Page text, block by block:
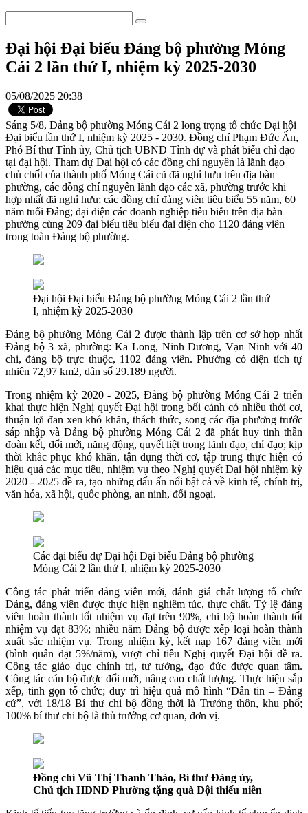
Đại hội Đại biểu Đảng bộ phường Móng
Cái 2 lần thứ I, nhiệm kỳ 2025-2030
05/08/2025 20:38
Sáng 5/8, Đảng bộ phường Móng Cái 2 long trọng tổ chức Đại hội
Đại biểu lần thứ I, nhiệm kỳ 2025 - 2030. Đồng chí Phạm Đức Ấn,
Phó Bí thư Tỉnh ủy, Chủ tịch UBND Tỉnh dự và phát biểu chỉ đạo
tại đại hội. Tham dự Đại hội có các đồng chí nguyên là lãnh đạo
chủ chốt của thành phố Móng Cái cũ đã nghỉ hưu trên địa bàn
phường, các đồng chí nguyên lãnh đạo các xã, phường trước khi
hợp nhất đã nghỉ hưu; các đồng chí đảng viên tiêu biểu 55 năm, 60
năm tuổi Đảng; đại diện các doanh nghiệp tiêu biểu trên địa bàn
phường cùng 209 đại biểu tiêu biểu đại diện cho 1120 đảng viên
trong toàn Đảng bộ phường.
Đại hội Đại biểu Đảng bộ phường Móng Cái 2 lần thứ
I, nhiệm kỳ 2025-2030
Đảng bộ phường Móng Cái 2 được thành lập trên cơ sở hợp nhất
Đảng bộ 3 xã, phường: Ka Long, Ninh Dương, Vạn Ninh với 40
chi, đảng bộ trực thuộc, 1102 đảng viên. Phường có diện tích tự
nhiên 72,97 km2, dân số 29.189 người.
Trong nhiệm kỳ 2020 - 2025, Đảng bộ phường Móng Cái 2 triển
khai thực hiện Nghị quyết Đại hội trong bối cảnh có nhiều thời cơ,
thuận lợi đan xen khó khăn, thách thức, song các địa phương trước
sáp nhập và Đảng bộ phường Móng Cái 2 đã phát huy tinh thần
đoàn kết, đổi mới, năng động, quyết liệt trong lãnh đạo, chỉ đạo; kịp
thời khắc phục khó khăn, tận dụng thời cơ, tập trung thực hiện có
hiệu quả các mục tiêu, nhiệm vụ theo Nghị quyết Đại hội nhiệm kỳ
2020 - 2025 đề ra, tạo những dấu ấn nổi bật cả về kinh tế, chính trị,
văn hóa, xã hội, quốc phòng, an ninh, đối ngoại.
Các đại biểu dự Đại hội Đại biểu Đảng bộ phường
Móng Cái 2 lần thứ I, nhiệm kỳ 2025-2030
Công tác phát triển đảng viên mới, đánh giá chất lượng tổ chức
Đảng, đảng viên được thực hiện nghiêm túc, thực chất. Tỷ lệ đảng
viên hoàn thành tốt nhiệm vụ đạt trên 90%, chi bộ hoàn thành tốt
nhiệm vụ đạt 83%; nhiều năm Đảng bộ được xếp loại hoàn thành
xuất sắc nhiệm vụ. Trong nhiệm kỳ, kết nạp 167 đảng viên mới
(bình quân đạt 5%/năm), vượt chỉ tiêu Nghị quyết Đại hội đề ra.
Công tác giáo dục chính trị, tư tưởng, đạo đức được quan tâm.
Công tác cán bộ được đổi mới, nâng cao chất lượng. Thực hiện sắp
xếp, tinh gọn tổ chức; duy trì hiệu quả mô hình “Dân tin – Đảng
cử”, với 18/18 Bí thư chi bộ đồng thời là Trưởng thôn, khu phố;
100% bí thư chi bộ là thủ trưởng cơ quan, đơn vị.
Đồng chí Vũ Thị Thanh Thảo, Bí thư Đảng ủy,
Chủ tịch HĐND Phường tặng quà Đội thiếu niên